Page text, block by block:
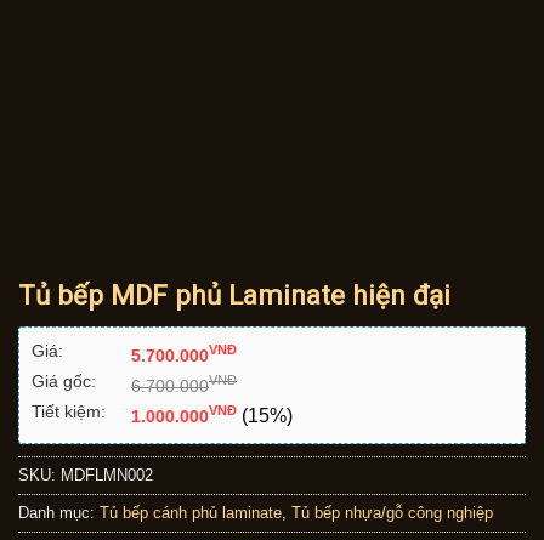
Tủ bếp MDF phủ Laminate hiện đại
Giá: 5.700.000VNÐ
Giá gốc: 6.700.000VNÐ
Tiết kiệm: 1.000.000VNÐ (15%)
SKU: MDFLMN002
Danh mục: Tủ bếp cánh phủ laminate, Tủ bếp nhựa/gỗ công nghiệp